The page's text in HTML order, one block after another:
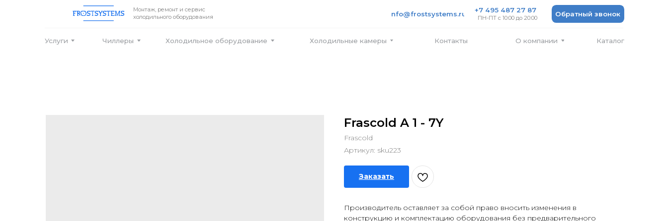
Обратный звонок
+7 495 487 27 87
info@frostsystems.ru
Монтаж, ремонт и сервис
холодильного оборудования
ПН-ПТ с 10:00 до 20:00
Frascold A 1 - 7Y
Frascold
Артикул: sku223
Заказать
Производитель оставляет за собой право вносить изменения в
конструкцию и комплектацию оборудования без предварительного